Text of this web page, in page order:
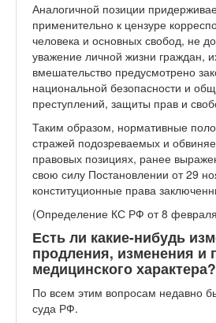
Аналогичной позиции
применительно к цензуре
человека и основных свобод, не
уважение личной жизни граждан,
вмешательство предусмотрено
национальной безопасности и
преступлений, защиты прав и
Таким образом, нормативные
стражей подозреваемых и
правовых позициях, ранее
свою силу Постановлении от 29
конституционные права
(Определение КС РФ от 8
Есть ли какие-нибудь
продления, изменения
медицинского характера?
По всем этим вопросам недавно
суда РФ.